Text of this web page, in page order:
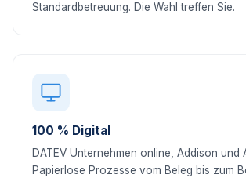
Standardbetreuung. Die Wahl treffen Sie.
100 % Digital
DATEV Unternehmen online, Addison und
Papierlose Prozesse vom Beleg bis zum